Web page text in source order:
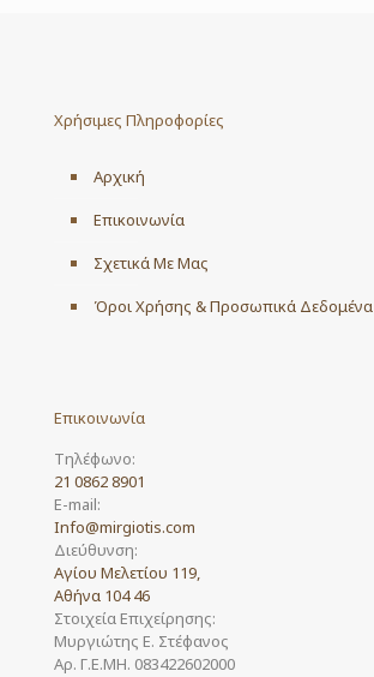
be
on
product
Χρήσιμες Πληροφορίες
Αρχική
Επικοινωνία
Σχετικά Με Μας
Όροι Χρήσης & Προσωπικά Δεδομένα
Επικοινωνία
Τηλέφωνο:
21 0862 8901
E-mail:
Info@mirgiotis.com
Διεύθυνση:
Αγίου Μελετίου 119,
Αθήνα 104 46
Στοιχεία Επιχείρησης:
Μυργιώτης Ε. Στέφανος
Αρ. Γ.Ε.ΜΗ. 083422602000